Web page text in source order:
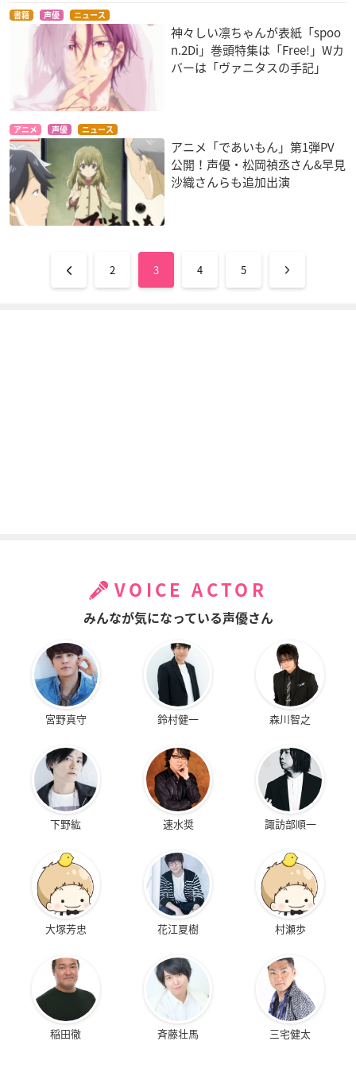
書籍 声優 ニュース
神々しい凛ちゃんが表紙「spoo
n.2Di」巻頭特集は「Free!」Wカ
バーは「ヴァニタスの手記」
アニメ 声優 ニュース
アニメ「であいもん」第1弾PV
公開！声優・松岡禎丞さん&早見
沙織さんらも追加出演
2 3 4 5
VOICE ACTOR
みんなが気になっている声優さん
宮野真守 鈴村健一 森川智之
下野紘 速水奨 諏訪部順一
大塚芳忠 花江夏樹 村瀬歩
稲田徹 斉藤壮馬 三宅健太